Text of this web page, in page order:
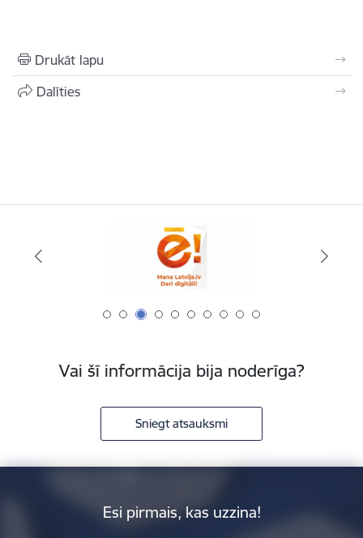
Drukāt lapu
Dalīties
Vai šī informācija bija noderīga?
Sniegt atsauksmi
Esi pirmais, kas uzzina!